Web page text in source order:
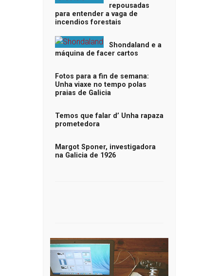
repousadas
para entender a vaga de
incendios forestais
Shondaland e a
máquina de facer cartos
Fotos para a fin de semana:
Unha viaxe no tempo polas
praias de Galicia
Temos que falar d’ Unha rapaza
prometedora
Margot Sponer, investigadora
na Galicia de 1926